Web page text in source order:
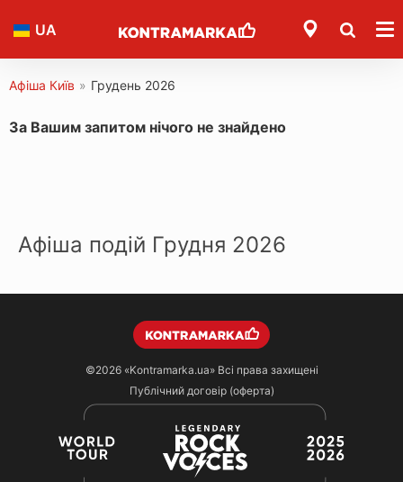
UA
Афіша Київ » Грудень 2026
За Вашим запитом нічого не знайдено
Афіша подій Грудня 2026
©2026 «Kontramarka.ua»Всі права захищені
Публічний договір (оферта)